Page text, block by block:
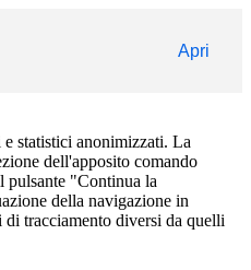
Apri
statistici anonimizzati. La
dell'apposito comando
pulsante "Continua la
della navigazione in
di tracciamento diversi da quelli